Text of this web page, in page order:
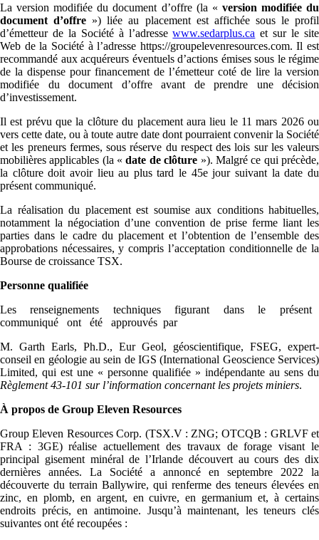
La version modifiée du document d’offre (la « version modifiée du
document d’offre ») liée au placement est affichée sous le profil
d’émetteur de la Société à l’adressewww.sedarplus.ca et sur le site
Web de la Société à l’adresse https://groupelevenresources.com. Il est
recommandé aux acquéreurs éventuels d’actions émises sous le régime
de la dispense pour financement de l’émetteur coté de lire la version
modifiée du document d’offre avant de prendre une décision
d’investissement.
Il est prévu que la clôture du placement aura lieu le 11 mars 2026 ou
vers cette date, ou à toute autre date dont pourraient convenir la Société
et les preneurs fermes, sous réserve du respect des lois sur les valeurs
mobilières applicables (la «date de clôture »). Malgré ce qui précède,
la clôture doit avoir lieu au plus tard le 45e jour suivant la date du
présent communiqué.
La réalisation du placement est soumise aux conditions habituelles,
notamment la négociation d’une convention de prise ferme liant les
parties dans le cadre du placement et l’obtention de l’ensemble des
approbations nécessaires, y compris l’acceptation conditionnelle de la
Bourse de croissance TSX.
Personne qualifiée
Les renseignements techniques figurant dans le présent
communiqué ont été approuvés par
M. Garth Earls, Ph.D., Eur Geol, géoscientifique, FSEG, expert-
conseil en géologie au sein de IGS (International Geoscience Services)
Limited, qui est une « personne qualifiée » indépendante au sens du
Règlement 43-101 sur l’information concernant les projets miniers.
À propos de Group Eleven Resources
Group Eleven Resources Corp. (TSX.V : ZNG; OTCQB : GRLVF et
FRA : 3GE) réalise actuellement des travaux de forage visant le
principal gisement minéral de l’Irlande découvert au cours des dix
dernières années. La Société a annoncé en septembre 2022 la
découverte du terrain Ballywire, qui renferme des teneurs élevées en
zinc, en plomb, en argent, en cuivre, en germanium et, à certains
endroits précis, en antimoine. Jusqu’à maintenant, les teneurs clés
suivantes ont été recoupées :